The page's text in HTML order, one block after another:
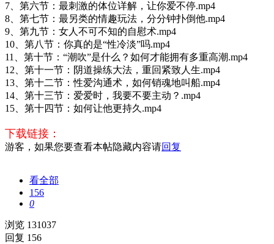
7、第六节：最刺激的体位详解，让你爱不停.mp4
8、第七节：最另类的情趣玩法，分分钟扑倒他.mp4
9、第九节：女人不可不知的自慰术.mp4
10、第八节：你真的是“性冷淡”吗.mp4
11、第十节：“潮吹”是什么？如何才能拥有多重高潮.mp4
12、第十一节：阴道操练大法，重回紧致人生.mp4
13、第十二节：性爱沟通术，如何销魂地叫船.mp4
14、第十三节：爱爱时，我要不要主动？.mp4
15、第十四节：如何让他更持久.mp4
下载链接：
游客，如果您要查看本帖隐藏内容请回复
看全部
156
0
浏览 131037
回复 156